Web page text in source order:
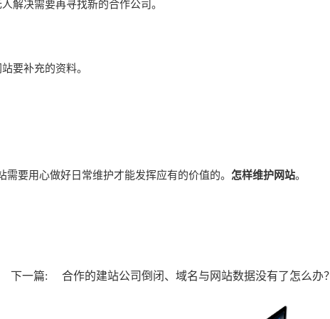
解决需要再寻找新的合作公司。
要补充的资料。
要用心做好日常维护才能发挥应有的价值的。 怎样维护网站。
下一篇: 合作的建站公司倒闭、域名与网站数据没有了怎么办？